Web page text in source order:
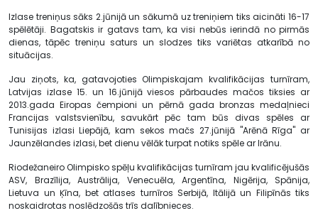
Izlase treniņus sāks 2.jūnijā un sākumā uz treniņiem tiks aicināti 16-17
spēlētāji. Bagatskis ir gatavs tam, ka visi nebūs ierindā no pirmās
dienas, tāpēc treniņu saturs un slodzes tiks variētas atkarībā no
situācijas.
Jau ziņots, ka, gatavojoties Olimpiskajam kvalifikācijas turnīram,
Latvijas izlase 15. un 16.jūnijā viesos pārbaudes mačos tiksies ar
2013.gada Eiropas čempioni un pērnā gada bronzas medaļnieci
Francijas valstsvienību, savukārt pēc tam būs divas spēles ar
Tunisijas izlasi Liepājā, kam sekos mačs 27.jūnijā "Arēnā Rīga" ar
Jaunzēlandes izlasi, bet dienu vēlāk turpat notiks spēle ar Irānu.
Riodežaneiro Olimpisko spēļu kvalifikācijas turnīram jau kvalificējušās
ASV, Brazīlija, Austrālija, Venecuēla, Argentīna, Nigērija, Spānija,
Lietuva un Ķīna, bet atlases turnīros Serbijā, Itālijā un Filipīnās tiks
noskaidrotas noslēdzošās trīs dalībnieces.